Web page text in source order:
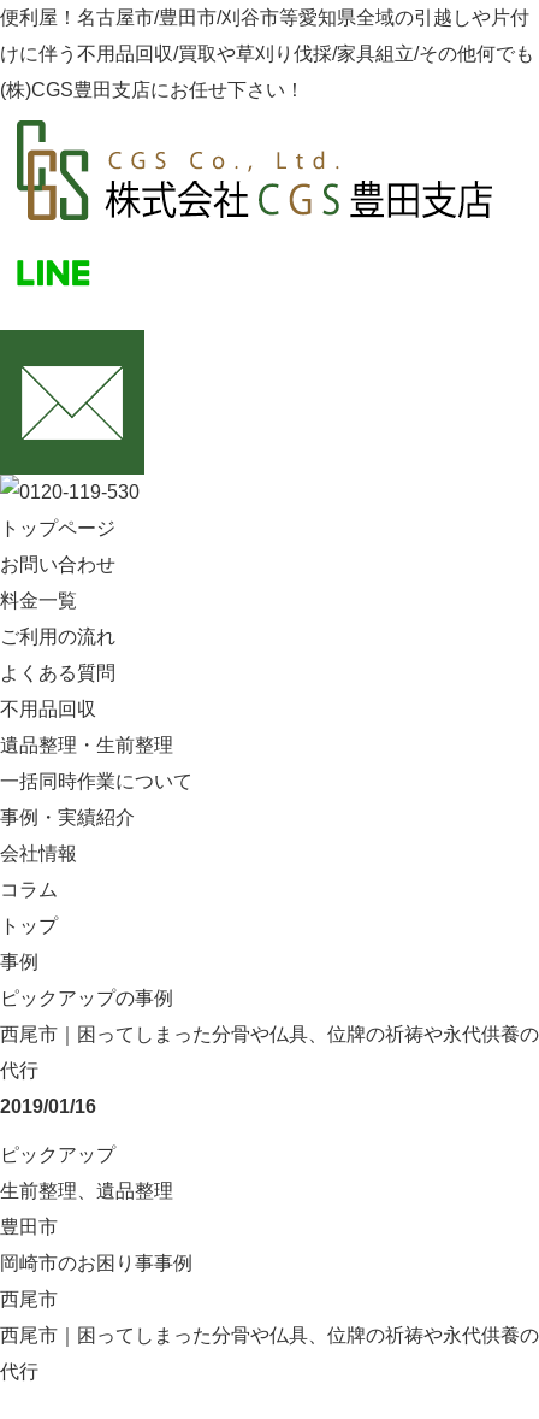
便利屋！名古屋市/豊田市/刈谷市等愛知県全域の引越しや片付
けに伴う不用品回収/買取や草刈り伐採/家具組立/その他何でも
(株)CGS豊田支店にお任せ下さい！
トップページ
お問い合わせ
料金一覧
ご利用の流れ
よくある質問
不用品回収
遺品整理・生前整理
一括同時作業について
事例・実績紹介
会社情報
コラム
トップ
事例
ピックアップの事例
西尾市｜困ってしまった分骨や仏具、位牌の祈祷や永代供養の
代行
2019/01/16
ピックアップ
生前整理、遺品整理
豊田市
岡崎市のお困り事事例
西尾市
西尾市｜困ってしまった分骨や仏具、位牌の祈祷や永代供養の
代行